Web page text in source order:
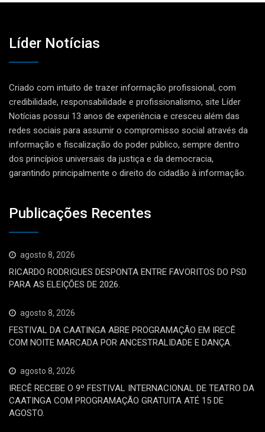
Líder Notícias
Criado com intuito de trazer informação profissional, com
credibilidade, responsabilidade e profissionalismo, site Líder
Notícias possui 13 anos de experiência e cresceu além das
redes sociais para assumir o compromisso social através da
informação e fiscalização do poder público, sempre dentro
dos princípios universais da justiça e da democracia,
garantindo principalmente o direito do cidadão à informação.
Publicações Recentes
agosto 8, 2026
RICARDO RODRIGUES DESPONTA ENTRE FAVORITOS DO PSD
PARA AS ELEIÇÕES DE 2026.
agosto 8, 2026
FESTIVAL DA CAATINGA ABRE PROGRAMAÇÃO EM IRECÊ
COM NOITE MARCADA POR ANCESTRALIDADE E DANÇA.
agosto 8, 2026
IRECÊ RECEBE O 9º FESTIVAL INTERNACIONAL DE TEATRO DA
CAATINGA COM PROGRAMAÇÃO GRATUITA ATÉ 15 DE
AGOSTO.